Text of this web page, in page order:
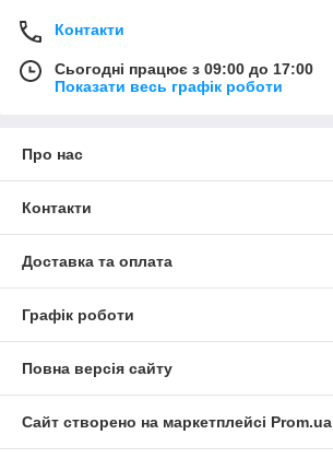
Простота експлуатації
Роторний
Регульована продуктивність
Невеликий рівень вібрації і шуму
Інверторний
Переваги:
Контакти
Сьогодні працює з 09:00 до 17:00
Показати весь графік роботи
Про нас
Контакти
Доставка та оплата
Графік роботи
Повна версія сайту
Сайт створено на маркетплейсі Prom.ua